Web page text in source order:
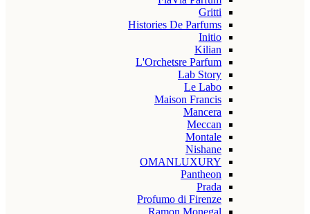
Gritti
Histories De Parfums
Initio
Kilian
L'Orchetsre Parfum
Lab Story
Le Labo
Maison Francis
Mancera
Meccan
Montale
Nishane
OMANLUXURY
Pantheon
Prada
Profumo di Firenze
Ramon Monegal